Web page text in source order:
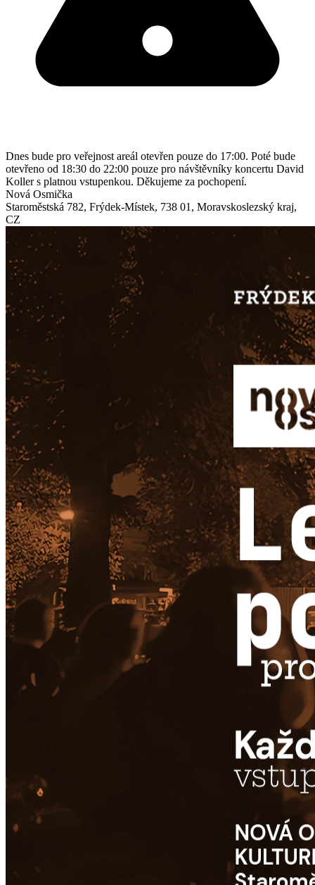
Dnes bude pro veřejnost areál otevřen pouze do 17:00. Poté bude
otevřeno od 18:30 do 22:00 pouze pro návštěvníky koncertu David
Koller s platnou vstupenkou. Děkujeme za pochopení.
Nová Osmička
Staroměstská 782, Frýdek-Místek, 738 01 , Moravskoslezský kraj,
CZ